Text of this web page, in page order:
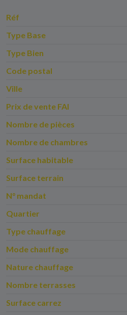
Réf
Type Base
Type Bien
Code postal
Ville
Prix de vente FAI
Nombre de pièces
Nombre de chambres
Surface habitable
Surface terrain
N° mandat
Quartier
Type chauffage
Mode chauffage
Nature chauffage
Nombre terrasses
Surface carrez